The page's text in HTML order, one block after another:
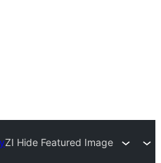
ZI Hide Featured Image